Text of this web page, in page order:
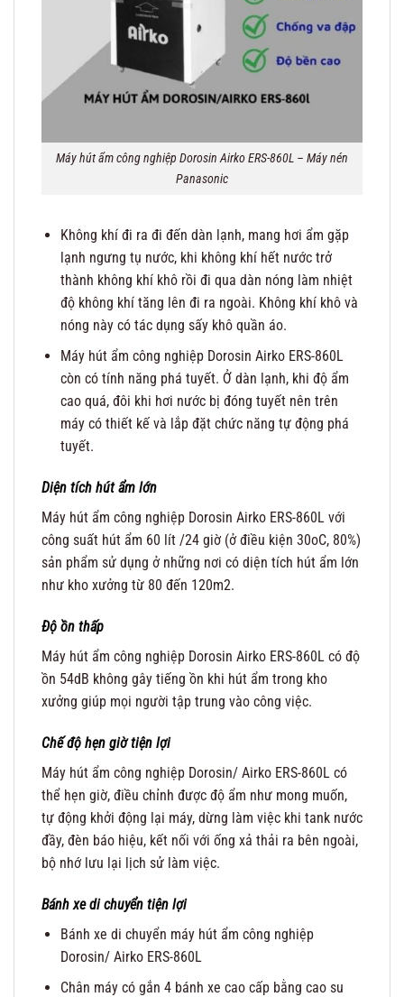
Máy hút ẩm công nghiệp Dorosin Airko ERS-860L – Máy nén
Panasonic
Không khí đi ra đi đến dàn lạnh, mang hơi ẩm gặp
lạnh ngưng tụ nước, khi không khí hết nước trở
thành không khí khô rồi đi qua dàn nóng làm nhiệt
độ không khí tăng lên đi ra ngoài. Không khí khô và
nóng này có tác dụng sấy khô quần áo.
Máy hút ẩm công nghiệp Dorosin Airko ERS-860L
còn có tính năng phá tuyết. Ở dàn lạnh, khi độ ẩm
cao quá, đôi khi hơi nước bị đóng tuyết nên trên
máy có thiết kế và lắp đặt chức năng tự động phá
tuyết.
Diện tích hút ẩm lớn
Máy hút ẩm công nghiệp Dorosin Airko ERS-860L với
công suất hút ẩm 60 lít /24 giờ (ở điều kiện 30oC, 80%)
sản phẩm sử dụng ở những nơi có diện tích hút ẩm lớn
như kho xưởng từ 80 đến 120m2.
Độ ồn thấp
Máy hút ẩm công nghiệp Dorosin Airko ERS-860L có độ
ồn 54dB không gây tiếng ồn khi hút ẩm trong kho
xưởng giúp mọi người tập trung vào công việc.
Chế độ hẹn giờ tiện lợi
Máy hút ẩm công nghiệp Dorosin/ Airko ERS-860L có
thể hẹn giờ, điều chỉnh được độ ẩm như mong muốn,
tự động khởi động lại máy, dừng làm việc khi tank nước
đầy, đèn báo hiệu, kết nối với ống xả thải ra bên ngoài,
bộ nhớ lưu lại lịch sử làm việc.
Bánh xe di chuyển tiện lợi
Bánh xe di chuyển máy hút ẩm công nghiệp
Dorosin/ Airko ERS-860L
Chân máy có gắn 4 bánh xe cao cấp bằng cao su